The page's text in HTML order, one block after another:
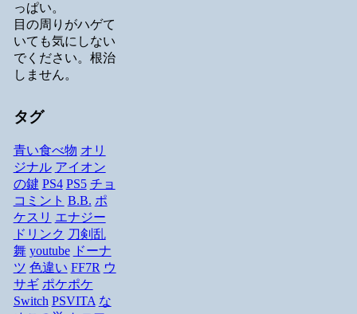
っぱい。
目の周りがハゲて
いても気にしない
でください。根治
しません。
タグ
青い食べ物 オリ
ジナル アイオン
の鍵 PS4 PS5 チョ
コミント B.B. ポ
ケスリ エナジー
ドリンク 刀剣乱
舞 youtube ドーナ
ツ 色違い FF7R ウ
サギ ポケポケ
Switch PSVITA な